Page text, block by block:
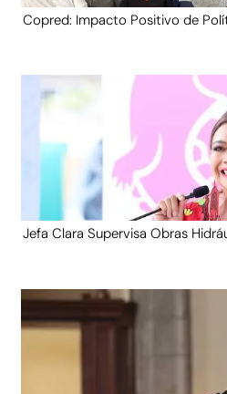
Copred: Impacto Positivo de
Jefa Clara Supervisa Obras